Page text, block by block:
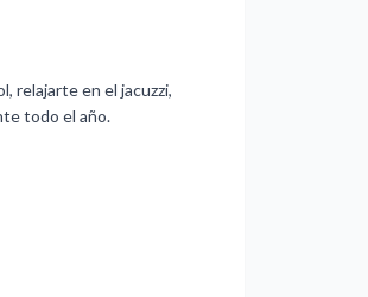
relajarte en el jacuzzi,
todo el año.